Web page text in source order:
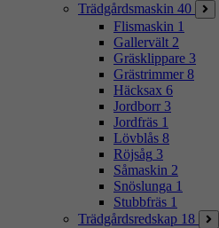
Trädgårdsmaskin 40
Flismaskin 1
Gallervält 2
Gräsklippare 3
Grästrimmer 8
Häcksax 6
Jordborr 3
Jordfräs 1
Lövblås 8
Röjsåg 3
Såmaskin 2
Snöslunga 1
Stubbfräs 1
Trädgårdsredskap 18